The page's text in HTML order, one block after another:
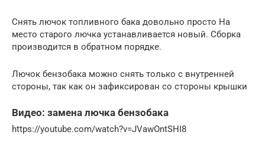
Снять лючок топливного бака довольно просто На
место старого лючка устанавливается новый. Сборка
производится в обратном порядке.
Лючок бензобака можно снять только с внутренней
стороны, так как он зафиксирован со стороны крышки
Видео: замена лючка бензобака
https://youtube.com/watch?v=JVawOntSHI8